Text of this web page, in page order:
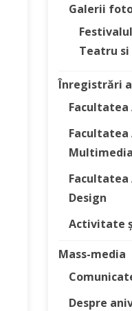
Galerii
Teatru si
Înregistrări
Facultatea
Multimedia
Facultatea
Design
Activitate
Mass-media
Despre